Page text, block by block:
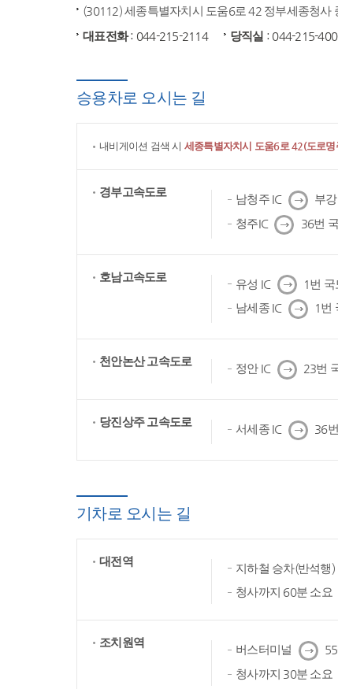
(30112) 세종특별자치시 도움6로 42 정부세종청사
대표전화: 044-215-2114 당직실 : 044-215-
승용차로 오시는 길
내비게이션 검색 시 세종특별자치시 도움6로 42(도로
경부고속도로
남청주 IC 다
음
부강
청주IC 다
음
36번
호남고속도로
유성 IC 다
음
1번
남세종 IC 다
음
1번
천안논산 고속도로
정안 IC 다
음
23번
당진상주 고속도로
서세종 IC 다
음
36
기차로 오시는 길
대전역
지하철 승차(반석행)
청사까지 60분 소요
조치원역
버스터미널 다
음
청사까지 30분 소요